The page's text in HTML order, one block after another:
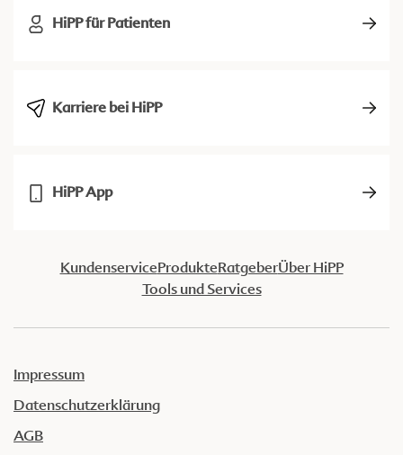
HiPP für Patienten
Karriere bei HiPP
HiPP App
KundenserviceProdukteRatgeberÜber HiPP
Tools und Services
Impressum
Datenschutzerklärung
AGB